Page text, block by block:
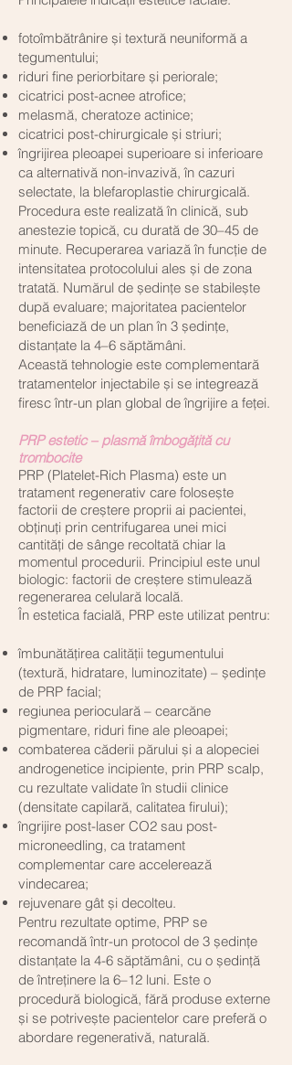
fotoîmbătrânire și textură neuniformă a
tegumentului;
riduri fine periorbitare și periorale;
cicatrici post-acnee atrofice;
melasmă, cheratoze actinice;
cicatrici post-chirurgicale și striuri;
îngrijirea pleoapei superioare si inferioare
ca alternativă non-invazivă, în cazuri
selectate, la blefaroplastie chirurgicală.
Procedura este realizată în clinică, sub
anestezie topică, cu durată de 30–45 de
minute. Recuperarea variază în funcție de
intensitatea protocolului ales și de zona
tratată. Numărul de ședințe se stabilește
după evaluare; majoritatea pacientelor
beneficiază de un plan în 3 ședințe,
distanțate la 4–6 săptămâni.
Această tehnologie este complementară
tratamentelor injectabile și se integrează
firesc într-un plan global de îngrijire a feței.
PRP estetic – plasmă îmbogățită cu
trombocite
PRP (Platelet-Rich Plasma) este un
tratament regenerativ care folosește
factorii de creștere proprii ai pacientei,
obținuți prin centrifugarea unei mici
cantități de sânge recoltată chiar la
momentul procedurii. Principiul este unul
biologic: factorii de creștere stimulează
regenerarea celulară locală.
În estetica facială, PRP este utilizat pentru:
îmbunătățirea calității tegumentului
(textură, hidratare, luminozitate) – ședințe
de PRP facial;
regiunea perioculară – cearcăne
pigmentare, riduri fine ale pleoapei;
combaterea căderii părului și a alopeciei
androgenetice incipiente, prin PRP scalp,
cu rezultate validate în studii clinice
(densitate capilară, calitatea firului);
îngrijire post-laser CO2 sau post-
microneedling, ca tratament
complementar care accelerează
vindecarea;
rejuvenare gât și decolteu.
Pentru rezultate optime, PRP se
recomandă într-un protocol de 3 ședințe
distanțate la 4-6 săptămâni, cu o ședință
de întreținere la 6–12 luni. Este o
procedură biologică, fără produse externe
și se potrivește pacientelor care preferă o
abordare regenerativă, naturală.​